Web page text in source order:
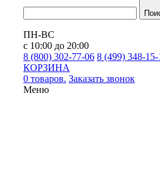
ПН-ВС
с 10:00 до 20:00
8 (800) 302-77-06 8 (499) 348-15-
КОРЗИНА
0 товаров. Заказать звонок
Меню